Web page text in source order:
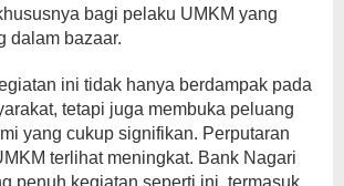
bagi pelaku UMKM yang
dalam bazaar.
ini tidak hanya berdampak pada
tetapi juga membuka peluang
yang cukup signifikan. Perputaran
terlihat meningkat. Bank Nagari
penuh kegiatan seperti ini, termasuk